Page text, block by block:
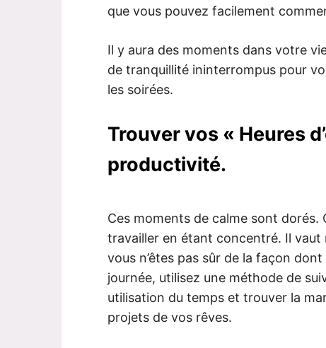
que vous pouvez facilement
Il y aura des moments dans votre
de tranquillité ininterrompus pour
les soirées.
Trouver vos « Heures
productivité.
Ces moments de calme sont dorés.
travailler en étant concentré. Il vaut
vous n’êtes pas sûr de la façon
journée, utilisez une méthode de
utilisation du temps et trouver la
projets de vos rêves.